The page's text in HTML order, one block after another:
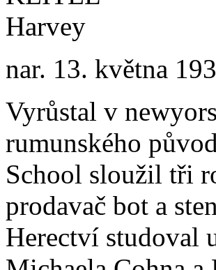
nar. 13. května
Vyrůstal v
rumunského
School sloužil tři
prodavač bot a
Herectví studoval